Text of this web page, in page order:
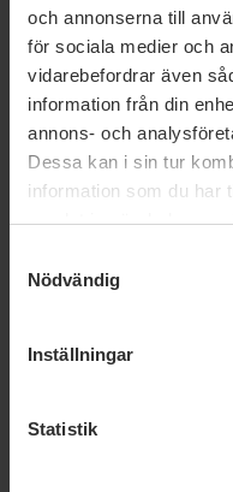
och annonserna till
för sociala medier och
vidarebefordrar även
information från din
annons- och
Dessa kan i sin tur
information som du har
samlat in när du har
Nödvändig
Inställningar
Statistik
Nyhetskategori
År / Månad
Visa resultat